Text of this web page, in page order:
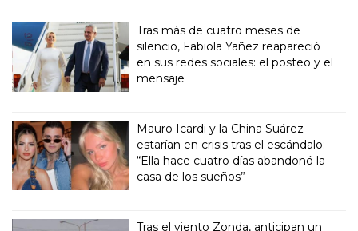
Tras más de cuatro meses de
silencio, Fabiola Yañez reapareció
en sus redes sociales: el posteo y el
mensaje
Mauro Icardi y la China Suárez
estarían en crisis tras el escándalo:
“Ella hace cuatro días abandonó la
casa de los sueños”
Tras el viento Zonda, anticipan un